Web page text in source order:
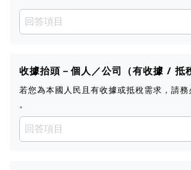
收據抬頭－個人／公司（有收據 / 抵
若您為本國人民且有收據或抵稅需求，請務
。